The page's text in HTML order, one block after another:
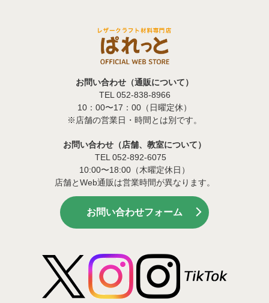
お問い合わせ（通販について）
TEL 052-838-8966
10：00〜17：00（日曜定休）
※店舗の営業日・時間とは別です。
お問い合わせ（店舗、教室について）
TEL 052-892-6075
10:00〜18:00（木曜定休日）
店舗とWeb通販は営業時間が異なります。
お問い合わせフォーム